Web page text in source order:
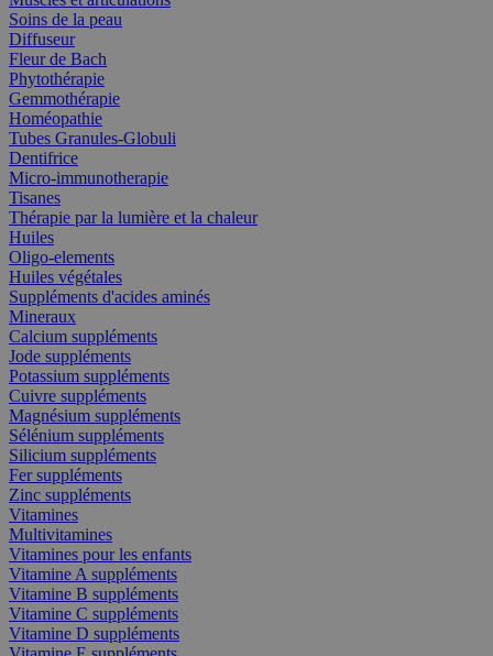
Soins de la peau
Diffuseur
Fleur de Bach
Phytothérapie
Gemmothérapie
Homéopathie
Tubes Granules-Globuli
Dentifrice
Micro-immunotherapie
Tisanes
Thérapie par la lumière et la chaleur
Huiles
Oligo-elements
Huiles végétales
Suppléments d'acides aminés
Mineraux
Calcium suppléments
Jode suppléments
Potassium suppléments
Cuivre suppléments
Magnésium suppléments
Sélénium suppléments
Silicium suppléments
Fer suppléments
Zinc suppléments
Vitamines
Multivitamines
Vitamines pour les enfants
Vitamine A suppléments
Vitamine B suppléments
Vitamine C suppléments
Vitamine D suppléments